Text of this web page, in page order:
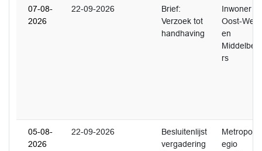
07-08-
2026
22-09-2026
Brief:
Verzoek tot
handhaving
Inwoner
Oost-West
en
Middelbee
rs
05-08-
2026
22-09-2026
Besluitenlijst
vergadering
Metropoolr
egio